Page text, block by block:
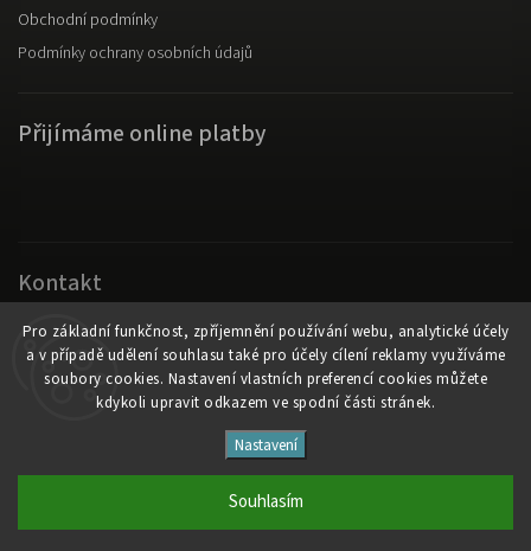
Pro základní funkčnost, zpříjemnění používání webu, analytické účely
a v případě udělení souhlasu také pro účely cílení reklamy využíváme
soubory cookies. Nastavení vlastních preferencí cookies můžete
kdykoli upravit odkazem ve spodní části stránek.
Nastavení
Souhlasím
Obchodní podmínky
Podmínky ochrany osobních údajů
Přijímáme online platby
Kontakt
Original Fanswear
@ originalfanswear.cz
Original Fanswear. Všechna práva vyhrazena.